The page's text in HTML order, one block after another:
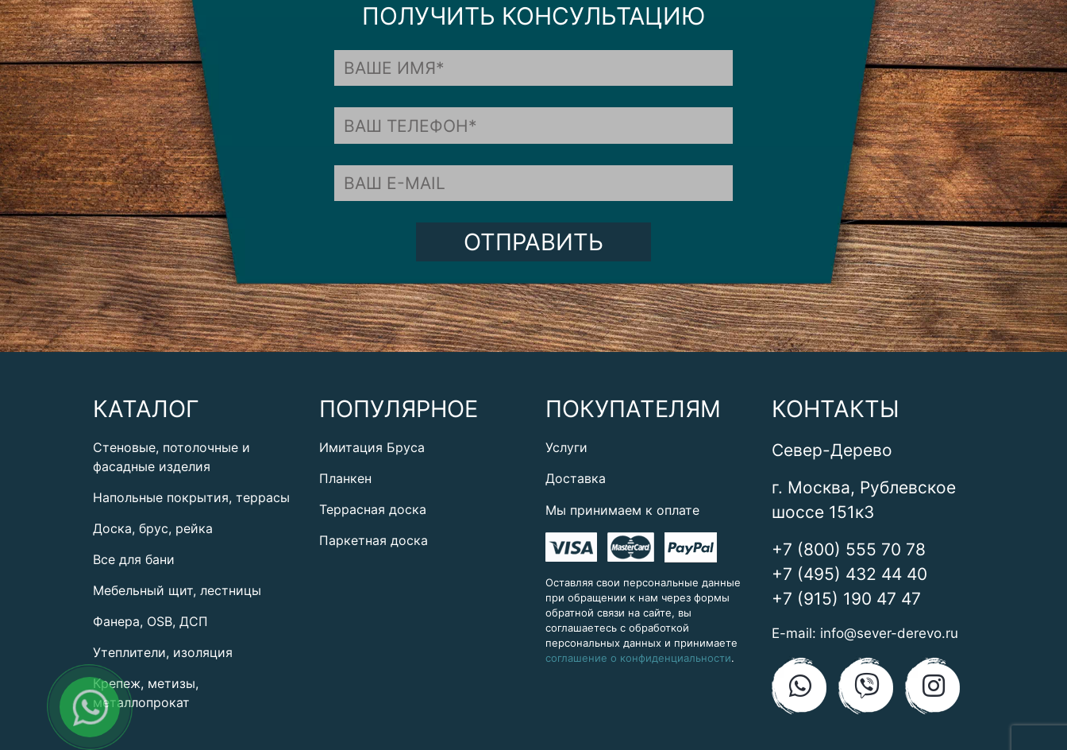
ПОЛУЧИТЬ КОНСУЛЬТАЦИЮ
ОТПРАВИТЬ
КАТАЛОГ
Стеновые, потолочные и
фасадные изделия
Напольные покрытия, террасы
Доска, брус, рейка
Все для бани
Мебельный щит, лестницы
Фанера, OSB, ДСП
Утеплители, изоляция
Крепеж, метизы,
металлопрокат
ПОПУЛЯРНОЕ
Имитация Бруса
Планкен
Террасная доска
Паркетная доска
ПОКУПАТЕЛЯМ
Услуги
Доставка
Мы принимаем к оплате
Оставляя свои персональные данные
при обращении к нам через формы
обратной связи на сайте, вы
соглашаетесь с обработкой
персональных данных и принимаете
соглашение о конфиденциальности.
КОНТАКТЫ
Север-Дерево
г. Москва, Рублевское
шоссе 151к3
+7 (800) 555 70 78
+7 (495) 432 44 40
+7 (915) 190 47 47
E-mail: info@sever-derevo.ru